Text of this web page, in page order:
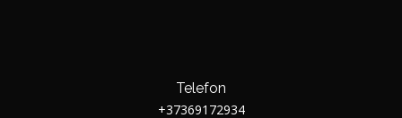
Telefon
+37369172934